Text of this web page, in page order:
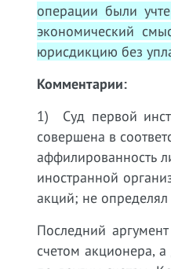
операции были
экономический
юрисдикцию без
Комментарии:
1) Суд первой
совершена в
аффилированность
иностранной
акций; не
Последний
счетом акционера,